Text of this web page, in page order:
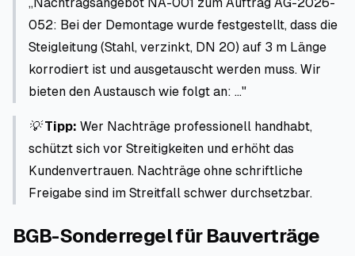
052: Bei der Demontage wurde festgestellt, dass die
Steigleitung (Stahl, verzinkt, DN 20) auf 3 m Länge
korrodiert ist und ausgetauscht werden muss. Wir
bieten den Austausch wie folgt an: …"
💡Tipp: Wer Nachträge professionell handhabt,
schützt sich vor Streitigkeiten und erhöht das
Kundenvertrauen. Nachträge ohne schriftliche
Freigabe sind im Streitfall schwer durchsetzbar.
BGB-Sonderregel für Bauverträge